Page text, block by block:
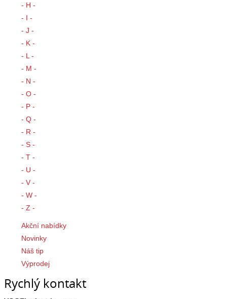
- H -
- I -
- J -
- K -
- L -
- M -
- N -
- O -
- P -
- Q -
- R -
- S -
- T -
- U -
- V -
- W -
- Z -
Akční nabídky
Novinky
Náš tip
Výprodej
Rychlý kontakt